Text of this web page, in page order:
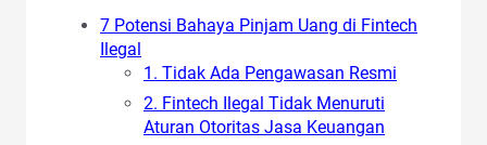
7 Potensi Bahaya Pinjam Uang di Fintech
Ilegal
1. Tidak Ada Pengawasan Resmi
2. Fintech Ilegal Tidak Menuruti
Aturan Otoritas Jasa Keuangan